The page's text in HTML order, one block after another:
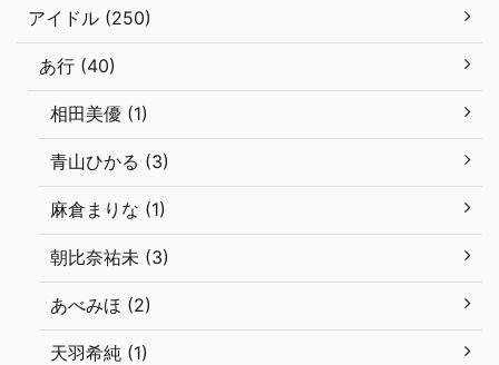
アイドル (250)
あ行 (40)
相田美優 (1)
青山ひかる (3)
麻倉まりな (1)
朝比奈祐未 (3)
あべみほ (2)
天羽希純 (1)